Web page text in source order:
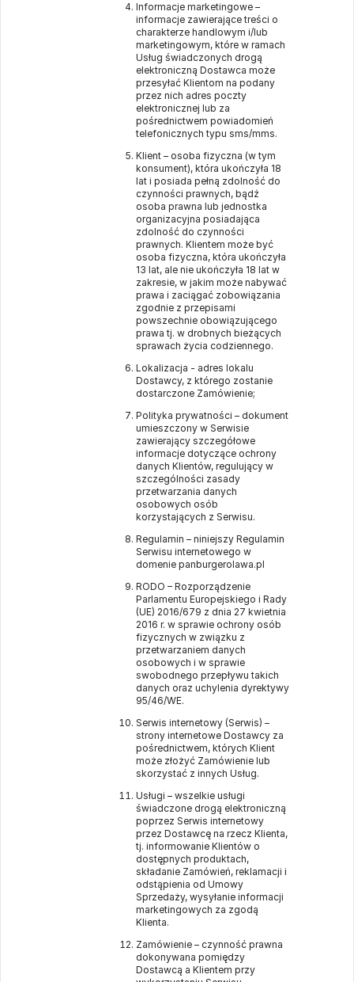
Informacje marketingowe –
informacje zawierające treści o
charakterze handlowym i/lub
marketingowym, które w ramach
Usług świadczonych drogą
elektroniczną Dostawca może
przesyłać Klientom na podany
przez nich adres poczty
elektronicznej lub za
pośrednictwem powiadomień
telefonicznych typu sms/mms.
Klient – osoba fizyczna (w tym
konsument), która ukończyła 18
lat i posiada pełną zdolność do
czynności prawnych, bądź
osoba prawna lub jednostka
organizacyjna posiadająca
zdolność do czynności
prawnych. Klientem może być
osoba fizyczna, która ukończyła
13 lat, ale nie ukończyła 18 lat w
zakresie, w jakim może nabywać
prawa i zaciągać zobowiązania
zgodnie z przepisami
powszechnie obowiązującego
prawa tj. w drobnych bieżących
sprawach życia codziennego.
Lokalizacja - adres lokalu
Dostawcy, z którego zostanie
dostarczone Zamówienie;
Polityka prywatności – dokument
umieszczony w Serwisie
zawierający szczegółowe
informacje dotyczące ochrony
danych Klientów, regulujący w
szczególności zasady
przetwarzania danych
osobowych osób
korzystających z Serwisu.
Regulamin – niniejszy Regulamin
Serwisu internetowego w
domenie panburgerolawa.pl
RODO – Rozporządzenie
Parlamentu Europejskiego i Rady
(UE) 2016/679 z dnia 27 kwietnia
2016 r. w sprawie ochrony osób
fizycznych w związku z
przetwarzaniem danych
osobowych i w sprawie
swobodnego przepływu takich
danych oraz uchylenia dyrektywy
95/46/WE.
Serwis internetowy (Serwis) –
strony internetowe Dostawcy za
pośrednictwem, których Klient
może złożyć Zamówienie lub
skorzystać z innych Usług.
Usługi – wszelkie usługi
świadczone drogą elektroniczną
poprzez Serwis internetowy
przez Dostawcę na rzecz Klienta,
tj. informowanie Klientów o
dostępnych produktach,
składanie Zamówień, reklamacji i
odstąpienia od Umowy
Sprzedaży, wysyłanie informacji
marketingowych za zgodą
Klienta.
Zamówienie – czynność prawna
dokonywana pomiędzy
Dostawcą a Klientem przy